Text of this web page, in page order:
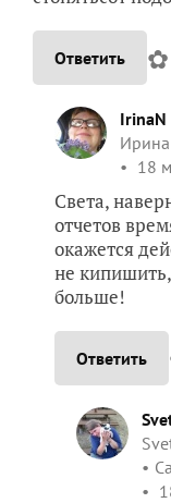
Ответить ✿
IrinaN
18
Света,
отчетов
окажется
не
больше!
Ответить